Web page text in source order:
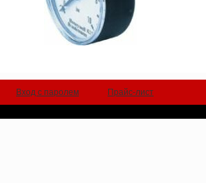
Вход с паролем Прайс-лист